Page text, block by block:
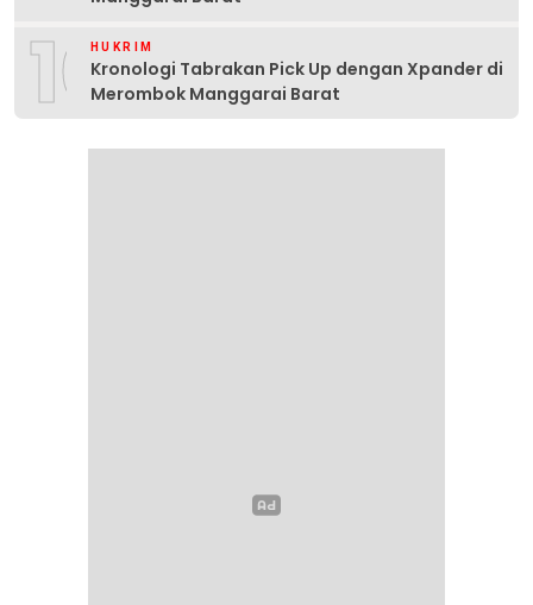
10HUKRIM
Kronologi Tabrakan Pick Up dengan Xpander di
Merombok Manggarai Barat